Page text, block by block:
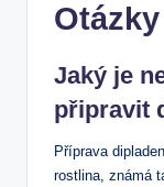
Jaký je
připravit
Příprava
rostlina, známá